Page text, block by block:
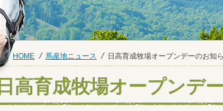
HOME 馬産地ニュース 日高育成牧場オープンデーのお知
日高育成牧場オープンデ